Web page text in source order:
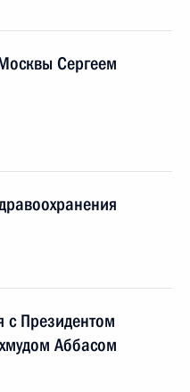
Сергеем
с Президентом
Аббасом